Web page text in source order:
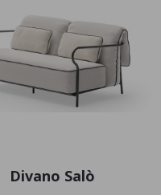
Divano Salò